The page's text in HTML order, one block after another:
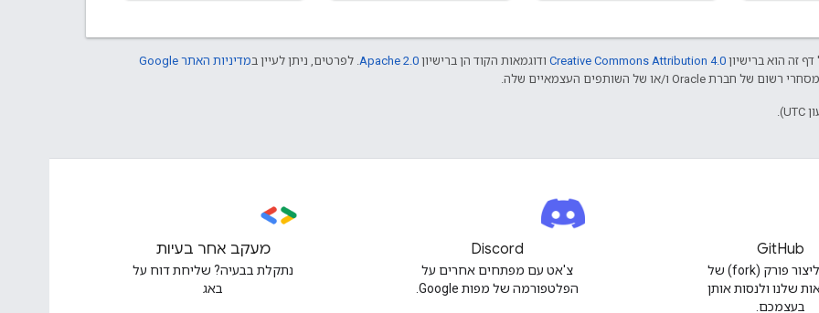
זה הוא ברישיון Creative Commons Attribution 4.0 ודוגמאות הקוד הן ברישיון Apache 2.0. לפרטים, ניתן לעיין ב
מדיניות האתר Google
GitHub
אפשר ליצור פורק (fork) של
שלנו ולנסות אותן
בעצמכם.
Discord
צ'אט עם מפתחים אחרים על
הפלטפורמה של מפות Google.
מעקב אחר בעיות
נתקלת בבעיה? שליחת דוח על
באג